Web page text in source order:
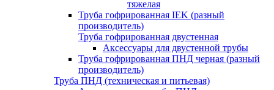
тяжелая
Труба гофрированная IEK (разный
производитель)
Труба гофрированная двустенная
Аксессуары для двустенной трубы
Труба гофрированная ПНД черная (разный
производитель)
Труба ПНД (техническая и питьевая)